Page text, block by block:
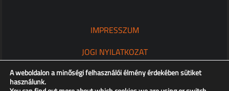
IMPRESSZUM
JOGI NYILATKOZAT
ADATKEZELÉSI TÁJÉKOZTATÓ
A weboldalon a minőségi felhasználói élmény érdekében sütiket
használunk.